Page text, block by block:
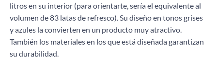
litros en su interior (para orientarte, sería el equivalente al
volumen de 83 latas de refresco). Su diseño en tonos grises
y azules la convierten en un producto muy atractivo.
También los materiales en los que está diseñada garantizan
su durabilidad.